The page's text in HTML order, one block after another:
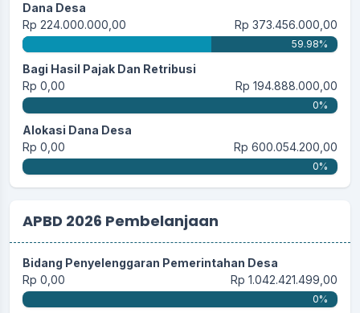
Dana Desa
Rp 224.000.000,00
Rp 373.456.000,00
59.98%
Bagi Hasil Pajak Dan Retribusi
Rp 0,00
Rp 194.888.000,00
0%
Alokasi Dana Desa
Rp 0,00
Rp 600.054.200,00
0%
APBD 2026 Pembelanjaan
Bidang Penyelenggaran Pemerintahan Desa
Rp 0,00
Rp 1.042.421.499,00
0%